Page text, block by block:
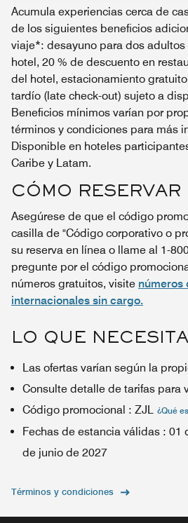
Acumula experiencias cerca de
de los siguientes beneficios
viaje*: desayuno para dos adultos
hotel, 20 % de descuento en
del hotel, estacionamiento
tardío (late check-out) sujeto a
Beneficios mínimos varían por
términos y condiciones para más
Disponible en hoteles
Caribe y Latam.
CÓMO RESERVAR
Asegúrese de que el código
casilla de "Código corporativo o
su reserva en línea o llame al 1-
pregunte por el código
números gratuitos, visite números
internacionales sin cargo.
LO QUE
Las ofertas varían según la
Consulte detalle de tarifas para
Código promocional : ZJL ¿Qué
Fechas de estancia válidas : 01
de junio de 2027
Términos y condiciones